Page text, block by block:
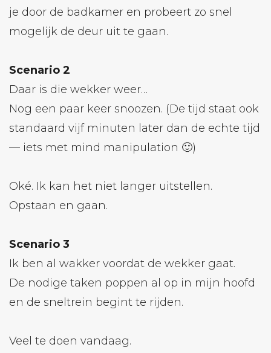
je door de badkamer en probeert zo snel
mogelijk de deur uit te gaan.
Scenario 2
Daar is die wekker weer…
Nog een paar keer snoozen. (De tijd staat ook
standaard vijf minuten later dan de echte tijd
— iets met mind manipulation 🙂)
Oké. Ik kan het niet langer uitstellen.
Opstaan en gaan.
Scenario 3
Ik ben al wakker voordat de wekker gaat.
De nodige taken poppen al op in mijn hoofd
en de sneltrein begint te rijden.
Veel te doen vandaag.